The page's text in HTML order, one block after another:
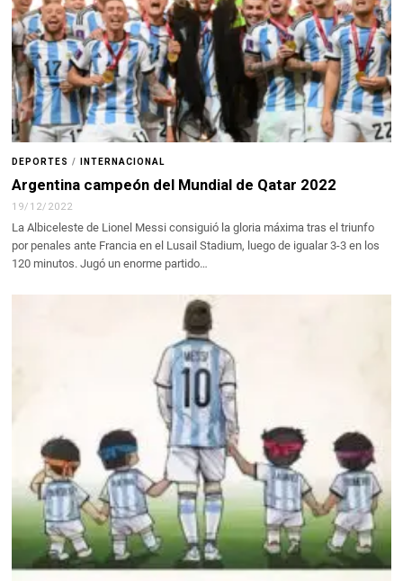
DEPORTES / INTERNACIONAL
Argentina campeón del Mundial de Qatar 2022
19/12/2022
La Albiceleste de Lionel Messi consiguió la gloria máxima tras el triunfo
por penales ante Francia en el Lusail Stadium, luego de igualar 3-3 en los
120 minutos. Jugó un enorme partido…